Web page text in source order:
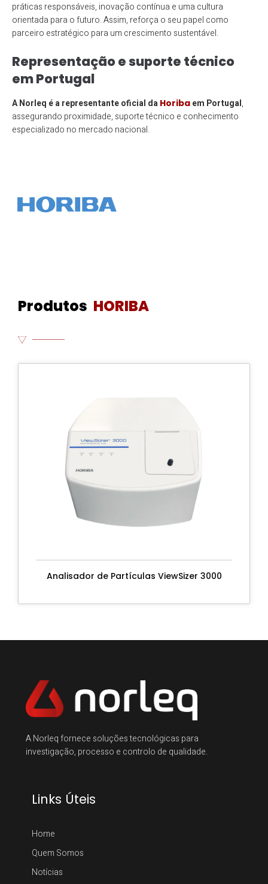
práticas responsáveis, inovação contínua e uma cultura
orientada para o futuro. Assim, reforça o seu papel como
parceiro estratégico para um crescimento sustentável.
Representação e suporte técnico
em Portugal
A Norleq é a representante oficial da Horiba em Portugal,
assegurando proximidade, suporte técnico e conhecimento
especializado no mercado nacional.
Produtos HORIBA
Analisador de Partículas ViewSizer 3000
A Norleq fornece soluções tecnológicas para
investigação, processo e controlo de qualidade.
Links Úteis
Home
Quem Somos
Notícias